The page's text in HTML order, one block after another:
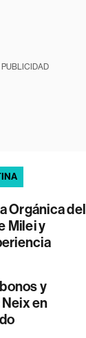
PUBLICIDAD
Orgánica del
Milei y
y
en